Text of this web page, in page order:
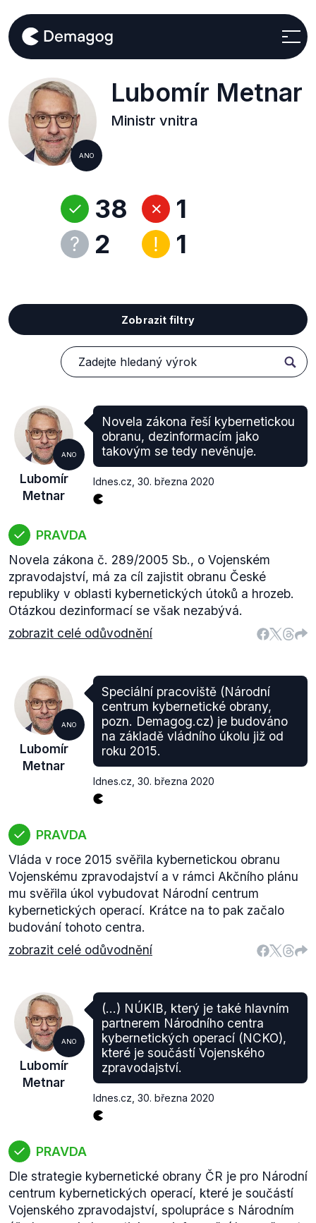
ANO
Lubomír Metnar
Ministr vnitra
38
2
1
1
Zobrazit filtry
ANO
Lubomír
Metnar
Novela zákona řeší kybernetickou
obranu, dezinformacím jako
takovým se tedy nevěnuje.
Idnes.cz 30. března 2020
PRAVDA
Novela zákona č. 289/2005 Sb., o Vojenském
zpravodajství, má za cíl zajistit obranu České
republiky v oblasti kybernetických útoků a hrozeb.
Otázkou dezinformací se však nezabývá.
zobrazit celé odůvodnění
ANO
Lubomír
Metnar
Speciální pracoviště (Národní
centrum kybernetické obrany,
pozn. Demagog.cz) je budováno
na základě vládního úkolu již od
roku 2015.
Idnes.cz 30. března 2020
PRAVDA
Vláda v roce 2015 svěřila kybernetickou obranu
Vojenskému zpravodajství a v rámci Akčního plánu
mu svěřila úkol vybudovat Národní centrum
kybernetických operací. Krátce na to pak začalo
budování tohoto centra.
zobrazit celé odůvodnění
ANO
Lubomír
Metnar
(...) NÚKIB, který je také hlavním
partnerem Národního centra
kybernetických operací (NCKO),
které je součástí Vojenského
zpravodajství.
Idnes.cz 30. března 2020
PRAVDA
Dle strategie kybernetické obrany ČR je pro Národní
centrum kybernetických operací, které je součástí
Vojenského zpravodajství, spolupráce s Národním